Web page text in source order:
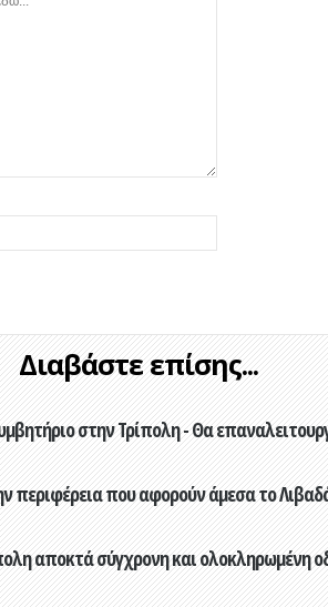
Διαβάστε επίσης...
στην Τρίπολη - Θα
περιφέρεια που αφορούν άμεσα το
αποκτά σύγχρονη και ολοκληρωμένη